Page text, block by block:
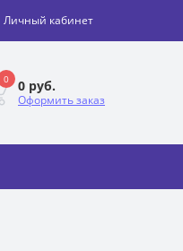
Личный кабинет
0 0 руб.
Оформить заказ